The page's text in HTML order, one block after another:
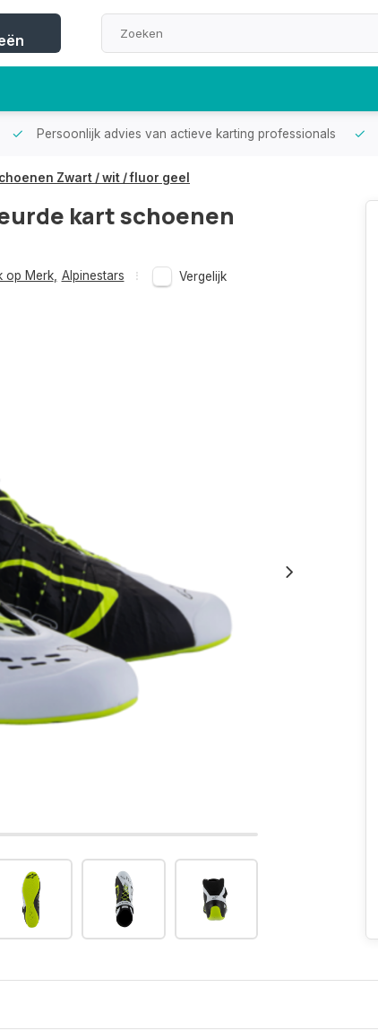
Persoonlijk advies van actieve karting professionals
Zwart / wit / fluor geel
kart schoenen
op Merk, Alpinestars Vergelijk